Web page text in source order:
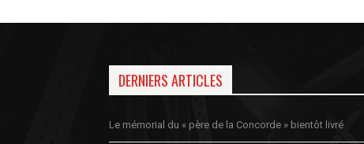
DERNIERS ARTICLES
Le mémorial du « père de la Concorde » bientôt livré